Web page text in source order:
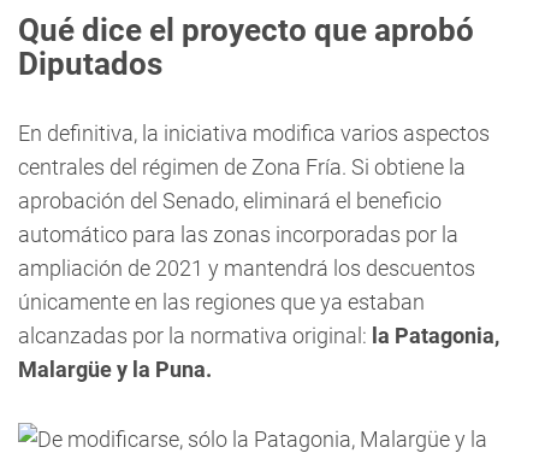
Qué dice el proyecto que aprobó
Diputados
En definitiva, la iniciativa modifica varios aspectos
centrales del régimen de Zona Fría. Si obtiene la
aprobación del Senado, eliminará el beneficio
automático para las zonas incorporadas por la
ampliación de 2021 y mantendrá los descuentos
únicamente en las regiones que ya estaban
alcanzadas por la normativa original: la Patagonia,
Malargüe y la Puna.